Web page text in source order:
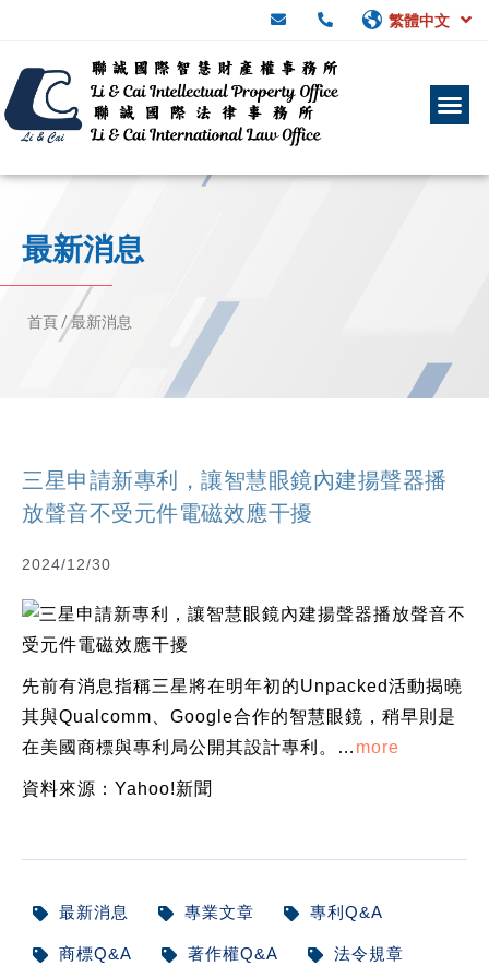
繁體中文
最新消息
首頁 / 最新消息
三星申請新專利，讓智慧眼鏡內建揚聲器播
放聲音不受元件電磁效應干擾
2024/12/30
先前有消息指稱三星將在明年初的Unpacked活動揭曉
其與Qualcomm、Google合作的智慧眼鏡，稍早則是
在美國商標與專利局公開其設計專利。… more
資料來源：Yahoo!新聞
最新消息 專業文章 專利Q&A
商標Q&A 著作權Q&A 法令規章